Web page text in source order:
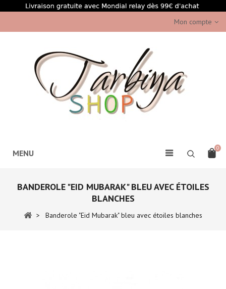
Mon compte
MENU
0
BANDEROLE "EID MUBARAK" BLEU AVEC ÉTOILES
BLANCHES
> Banderole "Eid Mubarak" bleu avec étoiles blanches